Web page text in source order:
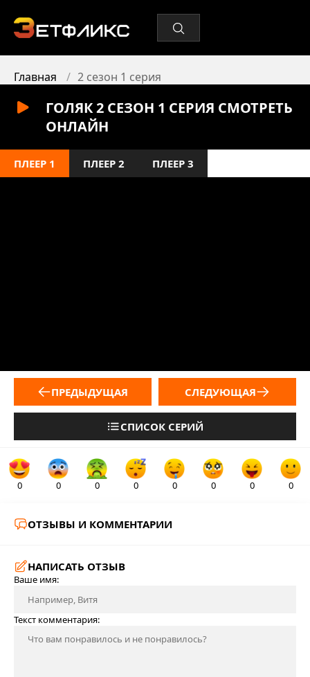
Главная 2 сезон 1 серия
ГОЛЯК 2 СЕЗОН 1 СЕРИЯ СМОТРЕТЬ
ОНЛАЙН
ПЛЕЕР 1 ПЛЕЕР 2 ПЛЕЕР 3
ПРЕДЫДУЩАЯ
СПИСОК СЕРИЙ
СЛЕДУЮЩАЯ
0 0 0 0 0 0 0 0
ОТЗЫВЫ И КОММЕНТАРИИ
НАПИСАТЬ ОТЗЫВ
Ваше имя:
Текст комментария: